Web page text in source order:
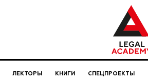
ЛЕКТОРЫ КНИГИ СПЕЦПРОЕКТЫ